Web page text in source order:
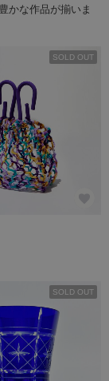
かな作品が揃いま
SOLD OUT
SOLD OUT